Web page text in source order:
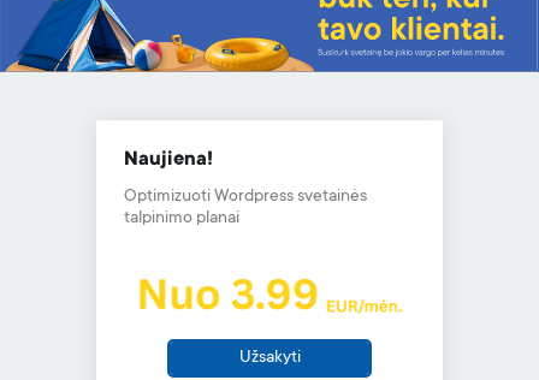
VPS serveriai
Partnerių programa
Pranešti apie pažeidimą
Naujiena!
Optimizuoti Wordpress svetainės
talpinimo planai
Užsakyti